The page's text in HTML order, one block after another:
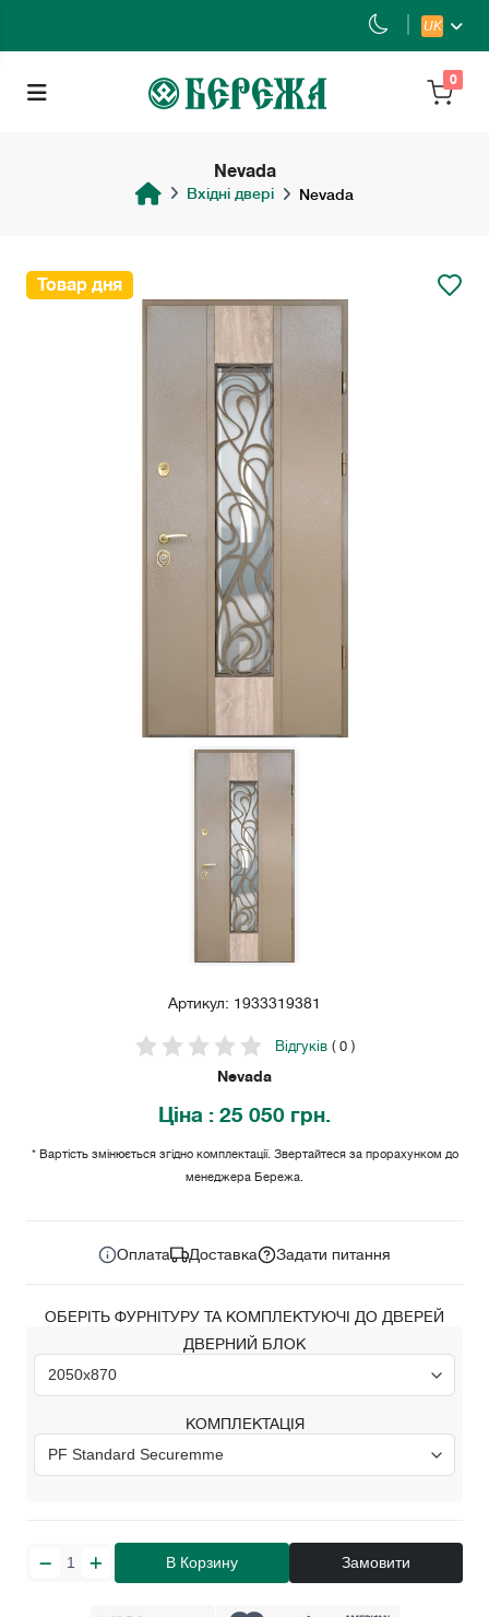
UK
0
Nevada
Вхідні двері Nevada
Товар дня
Артикул: 1933319381
Відгуків( 0 )
Nevada
Ціна : 25 050 грн.
* Вартість змінюється згідно комплектації. Звертайтеся за прорахунком до
менеджера Бережа.
Оплата Доставка Задати питання
ОБЕРІТЬ ФУРНІТУРУ ТА КОМПЛЕКТУЮЧІ ДО ДВЕРЕЙ
ДВЕРНИЙ БЛОК
КОМПЛЕКТАЦІЯ
В Корзину Замовити